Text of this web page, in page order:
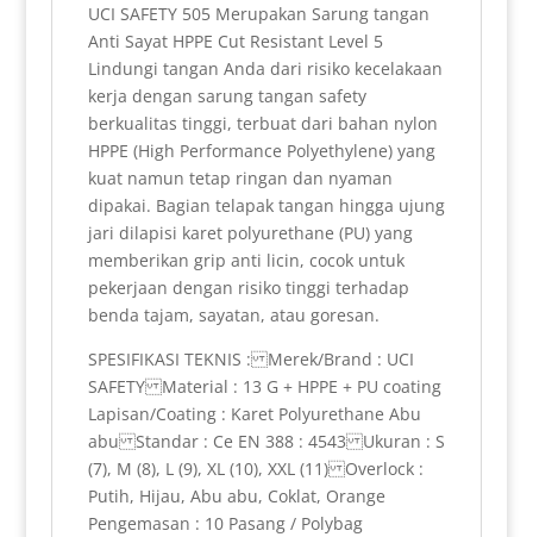
l
y
UCI SAFETY 505 Merupakan Sarung tangan
Anti Sayat HPPE Cut Resistant Level 5
Lindungi tangan Anda dari risiko kecelakaan
kerja dengan sarung tangan safety
berkualitas tinggi, terbuat dari bahan nylon
HPPE (High Performance Polyethylene) yang
kuat namun tetap ringan dan nyaman
dipakai. Bagian telapak tangan hingga ujung
jari dilapisi karet polyurethane (PU) yang
memberikan grip anti licin, cocok untuk
pekerjaan dengan risiko tinggi terhadap
benda tajam, sayatan, atau goresan.
SPESIFIKASI TEKNIS : Merek/Brand : UCI
SAFETY Material : 13 G + HPPE + PU coating
Lapisan/Coating : Karet Polyurethane Abu
abu Standar : Ce EN 388 : 4543 Ukuran : S
(7), M (8), L (9), XL (10), XXL (11) Overlock :
Putih, Hijau, Abu abu, Coklat, Orange
Pengemasan : 10 Pasang / Polybag